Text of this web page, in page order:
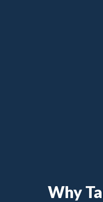
Why